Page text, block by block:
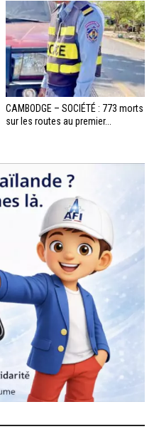
CAMBODGE – SOCIÉTÉ : 773 morts
sur les routes au premier...